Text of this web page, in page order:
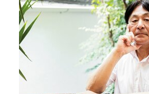
経営・ビジネス
変革の原動力
トップが描く未来